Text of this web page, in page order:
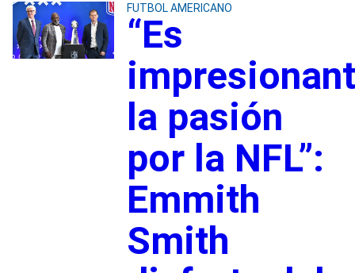
FUTBOL AMERICANO
“Es
la pasión
por la NFL”:
Emmith
Smith